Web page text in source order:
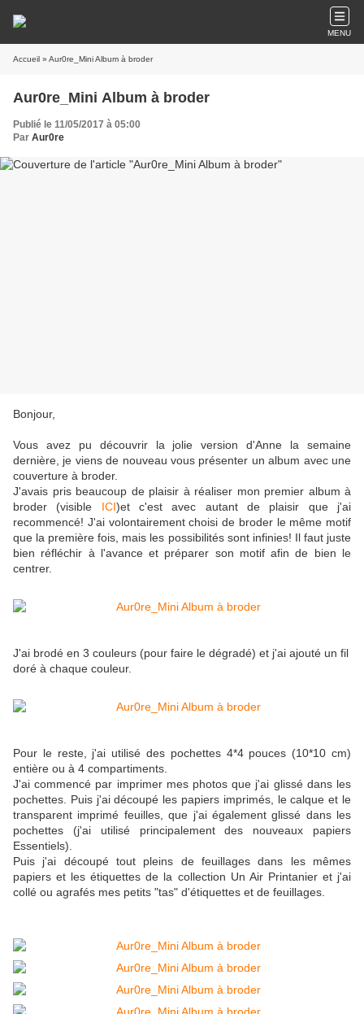
MENU
Accueil » Aur0re_Mini Album à broder
Aur0re_Mini Album à broder
Publié le 11/05/2017 à 05:00
Par Aur0re
Bonjour,
Vous avez pu découvrir la jolie version d'Anne la semaine
dernière, je viens de nouveau vous présenter un album avec une
couverture à broder.
J'avais pris beaucoup de plaisir à réaliser mon premier album à
broder (visible ICI)et c'est avec autant de plaisir que j'ai
recommencé! J'ai volontairement choisi de broder le même motif
que la première fois, mais les possibilités sont infinies! Il faut juste
bien réfléchir à l'avance et préparer son motif afin de bien le
centrer.
J'ai brodé en 3 couleurs (pour faire le dégradé) et j'ai ajouté un fil
doré à chaque couleur.
Pour le reste, j'ai utilisé des pochettes 4*4 pouces (10*10 cm)
entière ou à 4 compartiments.
J'ai commencé par imprimer mes photos que j'ai glissé dans les
pochettes. Puis j'ai découpé les papiers imprimés, le calque et le
transparent imprimé feuilles, que j'ai également glissé dans les
pochettes (j'ai utilisé principalement des nouveaux papiers
Essentiels).
Puis j'ai découpé tout pleins de feuillages dans les mêmes
papiers et les étiquettes de la collection Un Air Printanier et j'ai
collé ou agrafés mes petits "tas" d'étiquettes et de feuillages.